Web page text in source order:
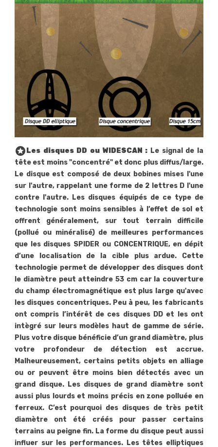
stars Les disques DD ou WIDESCAN : Le signal de la
tête est moins "concentré" et donc plus diffus/large.
Le disque est composé de deux bobines mises l'une
sur l'autre, rappelant une forme de 2 lettres D l'une
contre l'autre. Les disques équipés de ce type de
technologie sont moins sensibles à l’effet de sol et
offrent généralement, sur tout terrain difficile
(pollué ou minéralisé) de meilleures performances
que les disques SPIDER ou CONCENTRIQUE, en dépit
d’une localisation de la cible plus ardue. Cette
technologie permet de développer des disques dont
le diamètre peut atteindre 53 cm car la couverture
du champ électromagnétique est plus large qu'avec
les disques concentriques. Peu à peu, les fabricants
ont compris l’intérêt de ces disques DD et les ont
intègré sur leurs modèles haut de gamme de série.
Plus votre disque bénéficie d’un grand diamètre, plus
votre profondeur de détection est accrue.
Malheureusement, certains petits objets en alliage
ou or peuvent être moins bien détectés avec un
grand disque. Les disques de grand diamètre sont
aussi plus lourds et moins précis en zone polluée en
ferreux. C’est pourquoi des disques de très petit
diamètre ont été créés pour passer certains
terrains au peigne fin. La forme du disque peut aussi
influer sur les performances. Les têtes elliptiques